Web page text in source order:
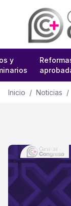
y
Inicio / Noticias /